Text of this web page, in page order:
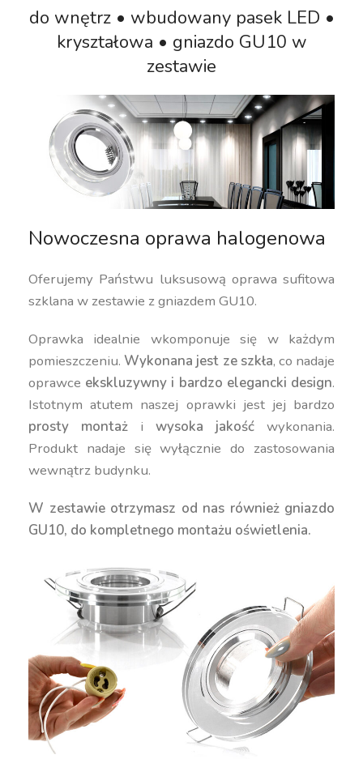
do wnętrz • wbudowany pasek LED •
kryształowa • gniazdo GU10 w
zestawie
Nowoczesna oprawa halogenowa
Oferujemy Państwu luksusową oprawa sufitowa
szklana w zestawie z gniazdem GU10.
Oprawka idealnie wkomponuje się w każdym
pomieszczeniu.Wykonana jest ze szkła, co nadaje
oprawce ekskluzywny i bardzo elegancki design.
Istotnym atutem naszej oprawki jest jej bardzo
prosty montaż iwysoka jakość wykonania.
Produkt nadaje się wyłącznie do zastosowania
wewnątrz budynku.
W zestawie otrzymasz od nas również gniazdo
GU10, do kompletnego montażu oświetlenia.